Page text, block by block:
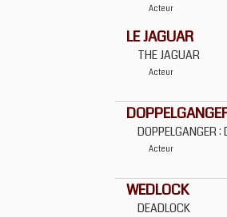
Acteur
LE JAGUAR
THE JAGUAR
Acteur
DOPPELGANGER :
Acteur
WEDLOCK
DEADLOCK